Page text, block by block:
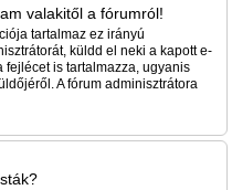
valakitől a fórumról!
tartalmaz ez irányú
küldd el neki a kapott e-
fejlécet is tartalmazza, ugyanis
A fórum adminisztrátora